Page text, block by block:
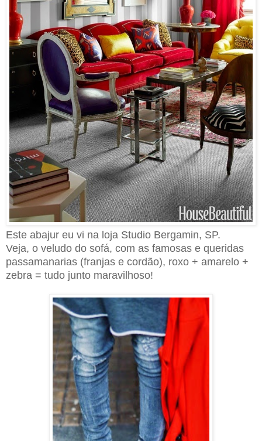
Este abajur eu vi na loja Studio Bergamin, SP.
Veja, o veludo do sofá, com as famosas e queridas
passamanarias (franjas e cordão), roxo + amarelo +
zebra = tudo junto maravilhoso!